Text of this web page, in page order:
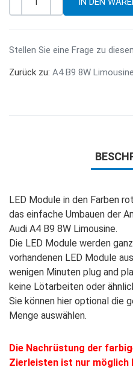
Stellen Sie eine Frage zu
Zurück zu: A4 B9 8W
LED Module in den Farben
das einfache Umbauen der
Audi A4 B9 8W Limousine.
Die LED Module werden
vorhandenen LED Module
wenigen Minuten plug and
keine Lötarbeiten oder
Sie können hier optional die
Menge auswählen.
Die Nachrüstung der
Zierleisten ist nur möglich